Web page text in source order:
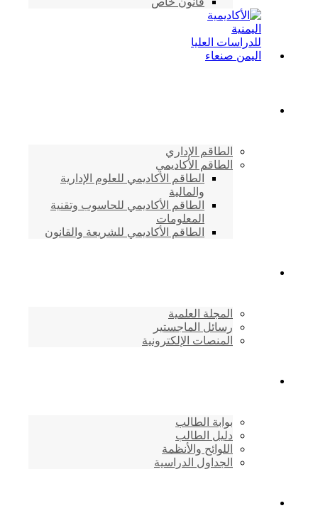
الطاقم الإداري
الطاقم الأكاديمي
الطاقم الأكاديمي للعلوم الإدارية
والمالية
الطاقم الأكاديمي للحاسوب وتقنية
المعلومات
الطاقم الأكاديمي للشريعة والقانون
المجلة العلمية
رسائل الماجستير
المنصات الإلكترونية
بوابة الطالب
دليل الطالب
اللوائح والأنظمة
الجداول الدراسية